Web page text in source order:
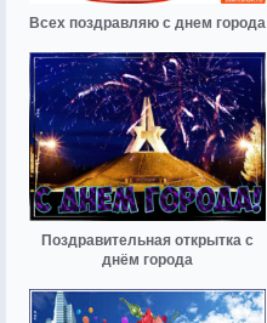
Всех поздравляю с днем города
Поздравительная открытка с
днём города